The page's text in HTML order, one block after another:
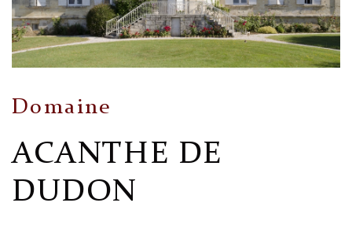
Domaine
ACANTHE DE
DUDON